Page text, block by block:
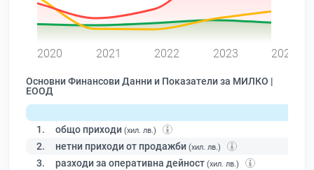
2020 2021 2022 2023 2024
Основни Финансови Данни и Показатели за МИЛКО |
ЕООД
1. общо приходи (хил. лв.)
2. нетни приходи от продажби (хил. лв.)
3. разходи за оперативна дейност (хил. лв.)